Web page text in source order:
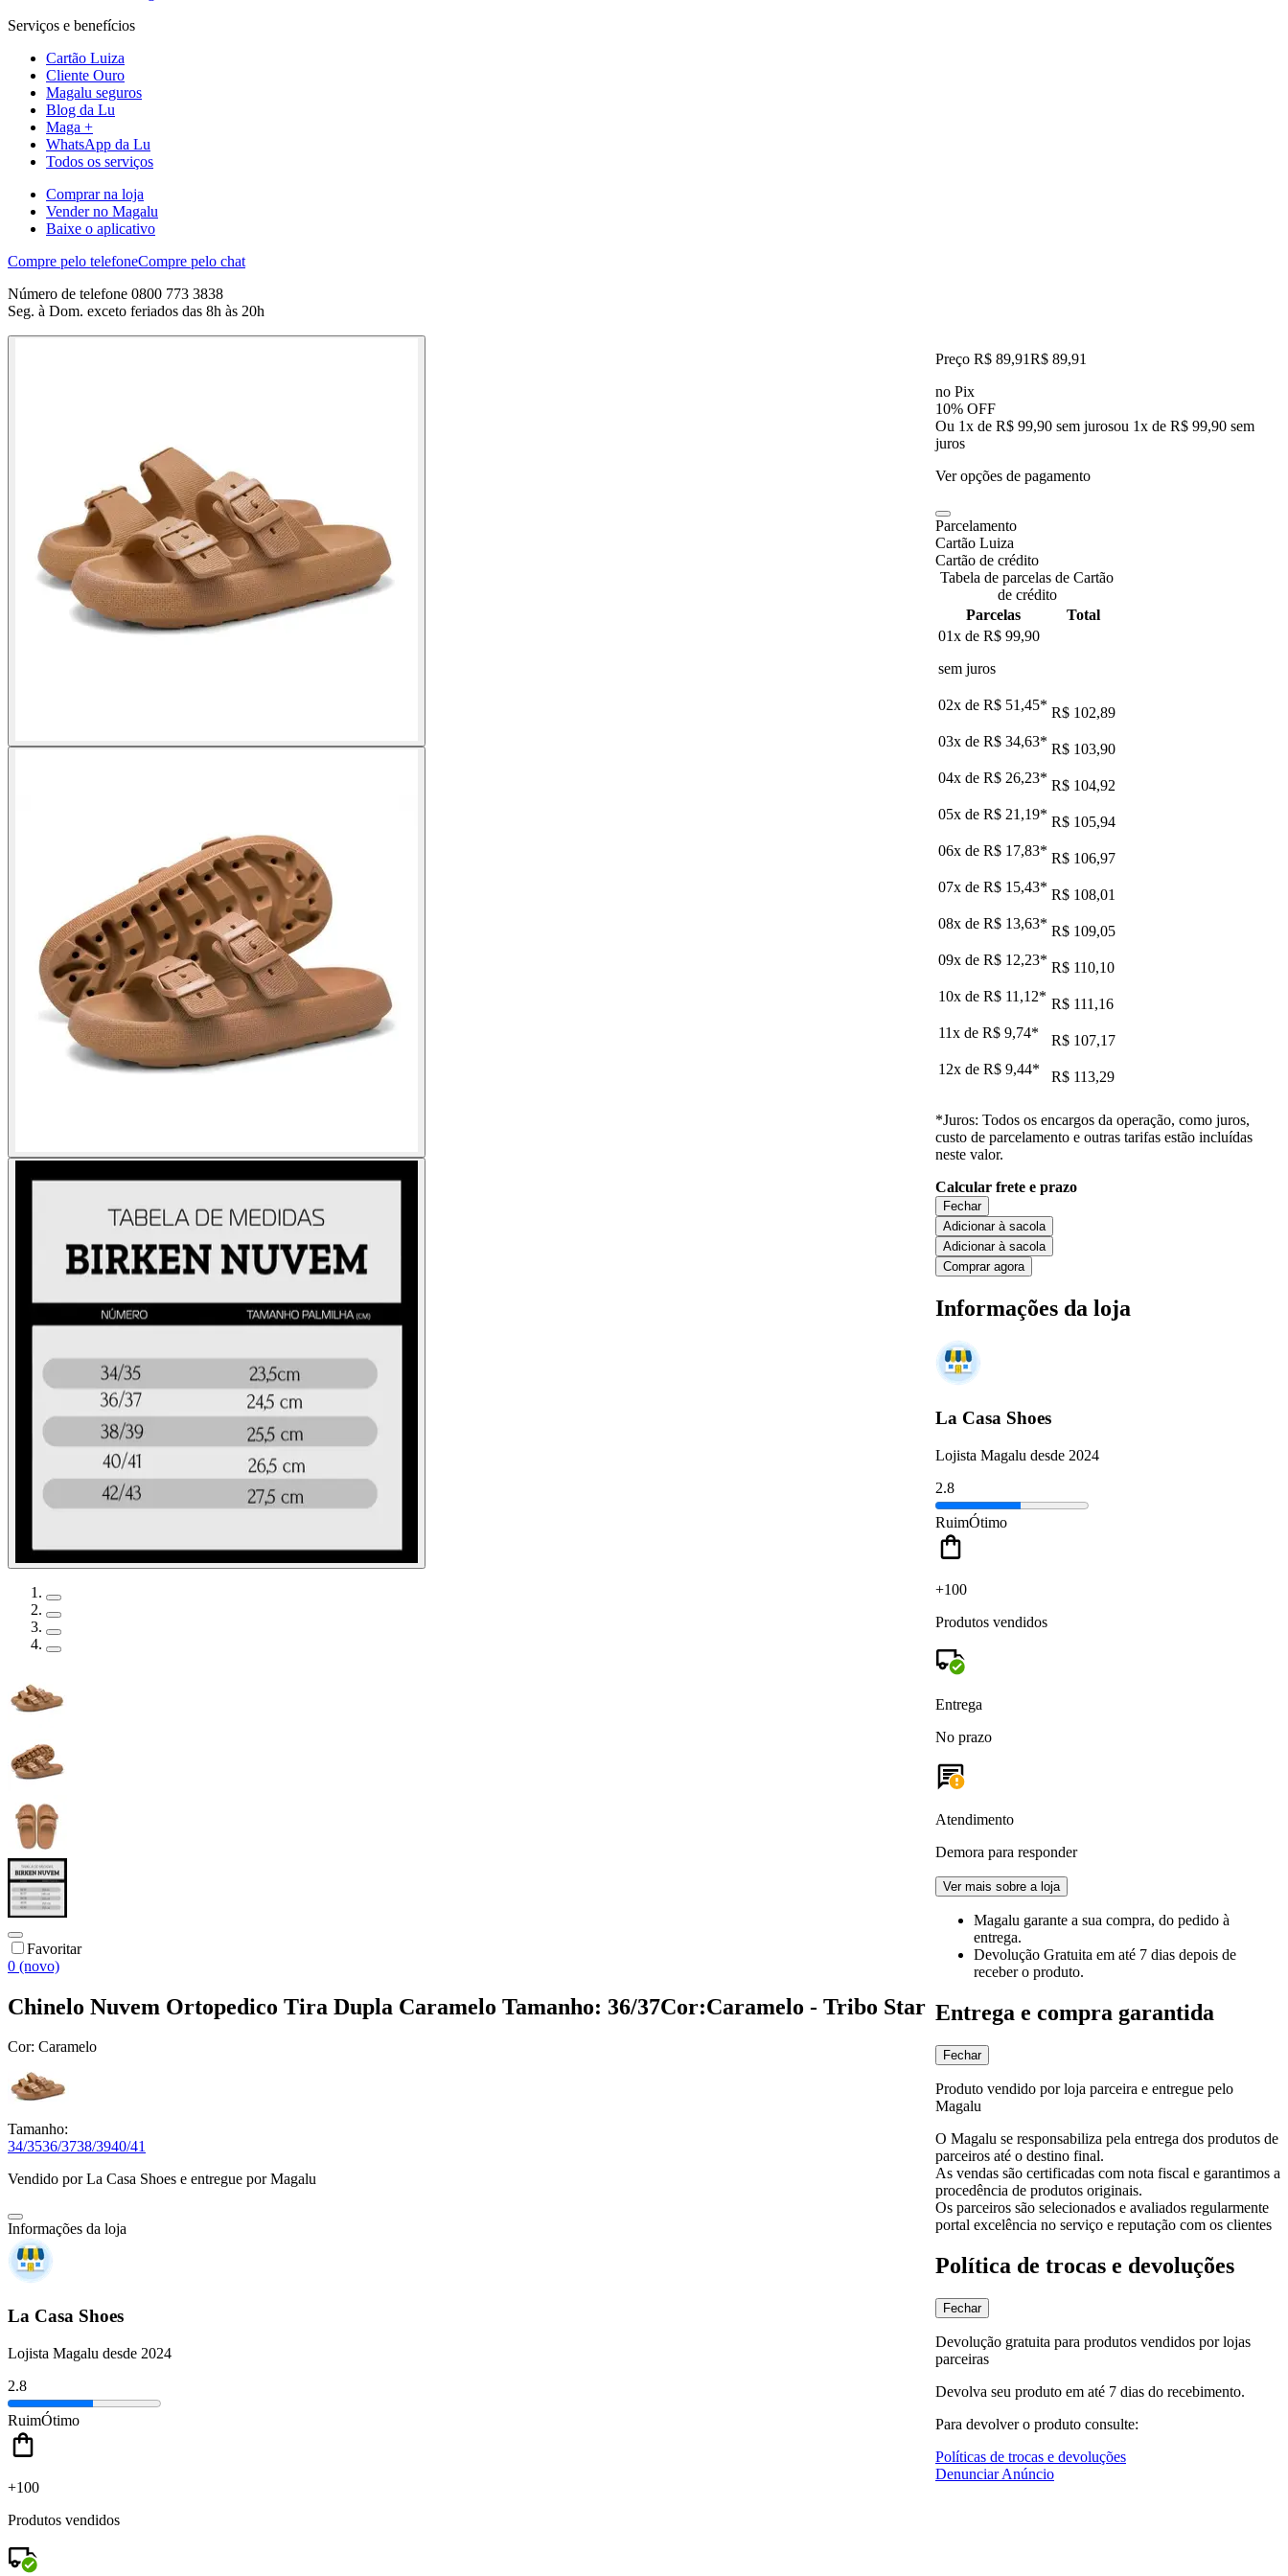
Serviços e benefícios
Cartão Luiza
Cliente Ouro
Magalu seguros
Blog da Lu
Maga +
WhatsApp da Lu
Todos os serviços
Comprar na loja
Vender no Magalu
Baixe o aplicativo
Compre pelo telefoneCompre pelo chat
Número de telefone 0800 773 3838
Seg. à Dom. exceto feriados das 8h às 20h
Favoritar
0 (novo)
Chinelo Nuvem Ortopedico Tira Dupla Caramelo Tamanho: 36/37Cor:Caramelo - Tribo Star
Cor: Caramelo
Tamanho:
34/3536/3738/3940/41
Vendido porLa Casa Shoes e entregue por Magalu
Informações da loja
La Casa Shoes
Lojista Magalu desde 2024
2.8
RuimÓtimo
+100
Produtos vendidos
Preço R$ 89,91R$ 89,91
no Pix
10% OFF
Ou 1x de R$ 99,90 sem jurosou 1x de R$ 99,90 sem
juros
Ver opções de pagamento
Parcelamento
Cartão Luiza
Cartão de crédito
Tabela de parcelas de Cartão
de crédito
Parcelas
Total
01x de R$ 99,90
sem juros
02x de R$ 51,45* R$ 102,89
03x de R$ 34,63* R$ 103,90
04x de R$ 26,23* R$ 104,92
05x de R$ 21,19* R$ 105,94
06x de R$ 17,83* R$ 106,97
07x de R$ 15,43* R$ 108,01
08x de R$ 13,63* R$ 109,05
09x de R$ 12,23* R$ 110,10
10x de R$ 11,12* R$ 111,16
11x de R$ 9,74*
R$ 107,17
12x de R$ 9,44* R$ 113,29
*Juros: Todos os encargos da operação, como juros,
custo de parcelamento e outras tarifas estão incluídas
neste valor.
Calcular frete e prazo
Fechar
Adicionar à sacola
Adicionar à sacola
Comprar agora
Informações da loja
La Casa Shoes
Lojista Magalu desde 2024
2.8
RuimÓtimo
+100
Produtos vendidos
Entrega
No prazo
Atendimento
Demora para responder
Ver mais sobre a loja
Magalu garante a sua compra, do pedido à
entrega.
Devolução Gratuita em até 7 dias depois de
receber o produto.
Entrega e compra garantida
Fechar
Produto vendido por loja parceira e entregue pelo
Magalu
O Magalu se responsabiliza pela entrega dos produtos de
parceiros até o destino final.
As vendas são certificadas com nota fiscal e garantimos a
procedência de produtos originais.
Os parceiros são selecionados e avaliados regularmente
portal excelência no serviço e reputação com os clientes
Política de trocas e devoluções
Fechar
Devolução gratuita para produtos vendidos por lojas
parceiras
Devolva seu produto em até 7 dias do recebimento.
Para devolver o produto consulte:
Políticas de trocas e devoluções
Denunciar Anúncio